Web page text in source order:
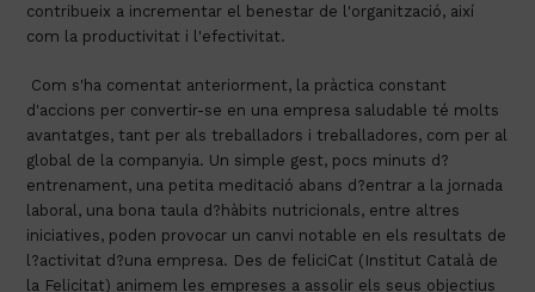
contribueix a incrementar el benestar de l'organització, així
com la productivitat i l'efectivitat.
d'accions per convertir-se en una empresa saludable té molts
avantatges, tant per als treballadors i treballadores, com per al
global de la companyia. Un simple gest, pocs minuts d?
entrenament, una petita meditació abans d?entrar a la jornada
laboral, una bona taula d?hàbits nutricionals, entre altres
iniciatives, poden provocar un canvi notable en els resultats de
l?activitat d?una empresa. Des de feliciCat (Institut Català de
la Felicitat) animem les empreses a assolir els seus objectius